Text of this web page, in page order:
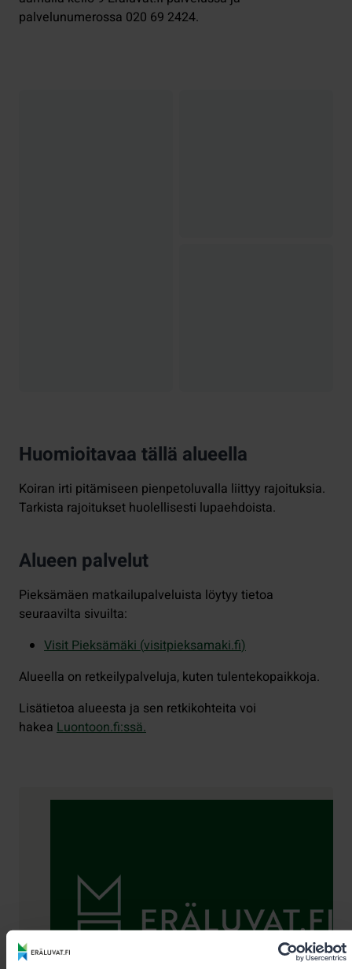
palvelunumerossa 020 69 2424.
Huomioitavaa tällä alueella
Koiran irti pitämiseen pienpetoluvalla liittyy rajoituksia.
Tarkista rajoitukset huolellisesti lupaehdoista.
Alueen palvelut
Pieksämäen matkailupalveluista löytyy tietoa
seuraavilta sivuilta:
Visit Pieksämäki (visitpieksamaki.fi)
Alueella on retkeilypalveluja, kuten tulentekopaikkoja.
Lisätietoa alueesta ja sen retkikohteita voi
hakea Luontoon.fi:ssä.